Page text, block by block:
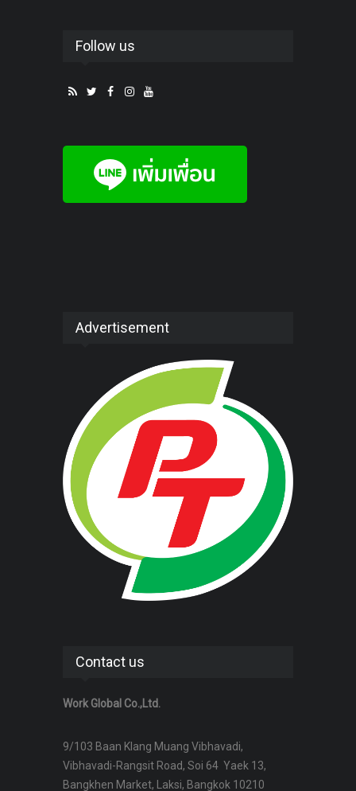
Follow us
Advertisement
Contact us
Work Global Co.,Ltd.
9/103 Baan Klang Muang Vibhavadi,
Vibhavadi-Rangsit Road, Soi 64 Yaek 13,
Bangkhen Market, Laksi, Bangkok 10210